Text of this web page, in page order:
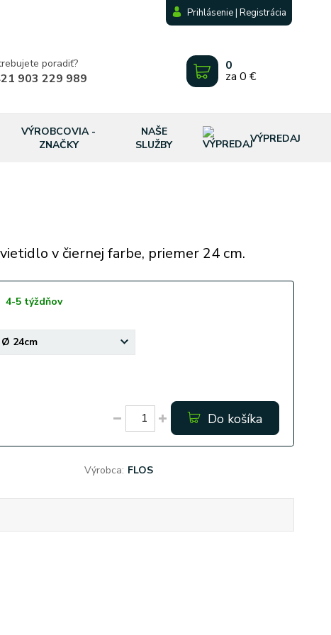
Prihlásenie | Registrácia
poradiť?
903 229 989
0
za 0 €
VÝROBCOVIA -
ZNAČKY
NAŠE
SLUŽBY
VÝPREDAJ
v čiernej farbe, priemer 24 cm.
4-5 týždňov
Do košíka
Výrobca: FLOS